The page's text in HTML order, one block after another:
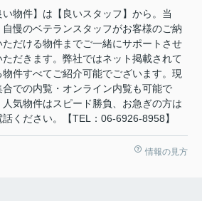
い物件】は【良いスタッフ】から。当
自慢のベテランスタッフがお客様のご納
ただける物件までご一緒にサポートさせ
ただきます。弊社ではネット掲載されて
物件すべてご紹介可能でございます。現
合での内覧・オンライン内覧も可能で
人気物件はスピード勝負、お急ぎの方は
話ください。【TEL：06-6926-8958】
情報の見方